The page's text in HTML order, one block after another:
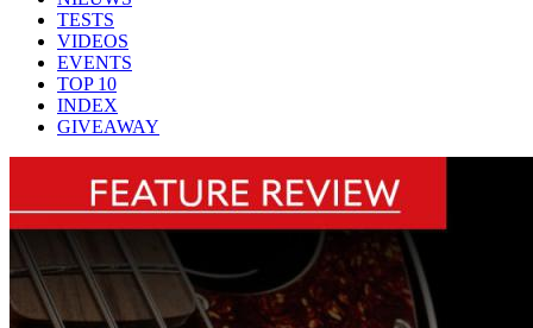
TESTS
VIDEOS
EVENTS
TOP 10
INDEX
GIVEAWAY